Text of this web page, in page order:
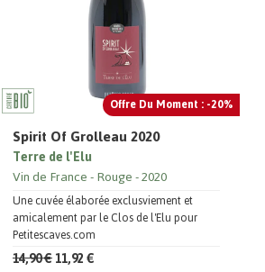
Offre Du Moment : -20%
Spirit Of Grolleau 2020
Une cuvée élaborée exclusviement et
amicalement par le Clos de l'Elu pour
Petitescaves.com
Terre de l'Elu
Vin de France Rouge 2020
14,90 €11,92 €